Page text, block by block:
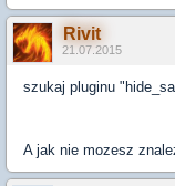
Rivit
21.07.2015
szukaj pluginu
A jak nie mozesz